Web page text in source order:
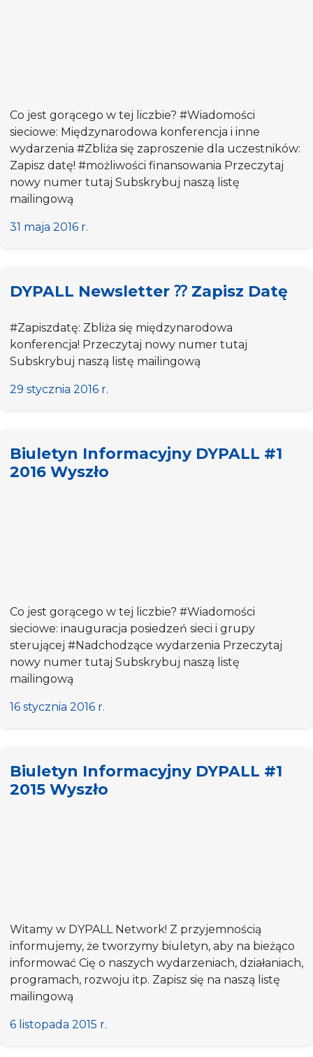
Co jest gorącego w tej liczbie? #Wiadomości
sieciowe: Międzynarodowa konferencja i inne
wydarzenia #Zbliża się zaproszenie dla uczestników:
Zapisz datę! #możliwości finansowania Przeczytaj
nowy numer tutaj Subskrybuj naszą listę
mailingową
31 maja 2016 r.
DYPALL Newsletter ⁇ Zapisz Datę
#Zapiszdatę: Zbliża się międzynarodowa
konferencja! Przeczytaj nowy numer tutaj
Subskrybuj naszą listę mailingową
29 stycznia 2016 r.
Biuletyn Informacyjny DYPALL #1
2016 Wyszło
Co jest gorącego w tej liczbie? #Wiadomości
sieciowe: inauguracja posiedzeń sieci i grupy
sterującej #Nadchodzące wydarzenia Przeczytaj
nowy numer tutaj Subskrybuj naszą listę
mailingową
16 stycznia 2016 r.
Biuletyn Informacyjny DYPALL #1
2015 Wyszło
Witamy w DYPALL Network! Z przyjemnością
informujemy, że tworzymy biuletyn, aby na bieżąco
informować Cię o naszych wydarzeniach, działaniach,
programach, rozwoju itp. Zapisz się na naszą listę
mailingową
6 listopada 2015 r.